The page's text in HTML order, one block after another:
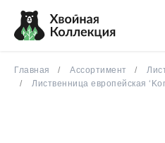
Главная Ассортимент
Лиственница европейская
весна 2026